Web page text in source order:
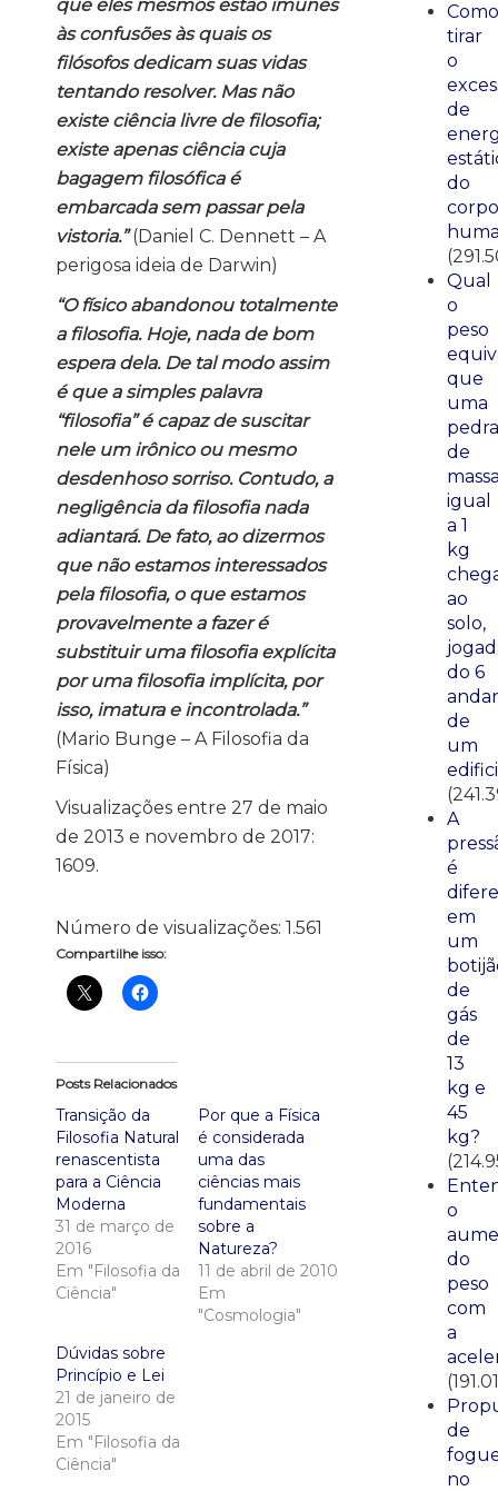
que eles mesmos estão imunes
às confusões às quais os
filósofos dedicam suas vidas
tentando resolver. Mas não
existe ciência livre de filosofia;
existe apenas ciência cuja
bagagem filosófica é
embarcada sem passar pela
vistoria.”(Daniel C. Dennett – A
perigosa ideia de Darwin)
“O físico abandonou totalmente
a filosofia. Hoje, nada de bom
espera dela. De tal modo assim
é que a simples palavra
“filosofia” é capaz de suscitar
nele um irônico ou mesmo
desdenhoso sorriso. Contudo, a
negligência da filosofia nada
adiantará. De fato, ao dizermos
que não estamos interessados
pela filosofia, o que estamos
provavelmente a fazer é
substituir uma filosofia explícita
por uma filosofia implícita, por
isso, imatura e incontrolada.”
(Mario Bunge – A Filosofia da
Física)
Visualizações entre 27 de maio
de 2013 e novembro de 2017:
1609.
Número de visualizações: 1.561
Compartilhe isso:
Posts Relacionados
Transição da
Filosofia Natural
renascentista
para a Ciência
Moderna
31 de março de
2016
Em "Filosofia da
Ciência"
Por que a Física
é considerada
uma das
ciências mais
fundamentais
sobre a
Natureza?
11 de abril de 2010
Em
"Cosmologia"
Dúvidas sobre
Princípio e Lei
21 de janeiro de
2015
Em "Filosofia da
Ciência"
Como
tirar
o
de
do
corpo
Qual
o
peso
que
uma
pedra
de
igual
a 1
kg
ao
solo,
do 6
andar
de
um
A
é
em
um
de
gás
de
13
kg e
45
kg?
o
do
peso
com
a
de
no